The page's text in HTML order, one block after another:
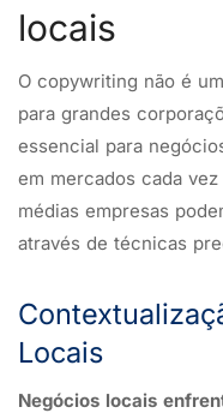
locais
O copywriting não é
para grandes
essencial para
em mercados cada
médias empresas
através de técnicas
Locais
Negócios locais